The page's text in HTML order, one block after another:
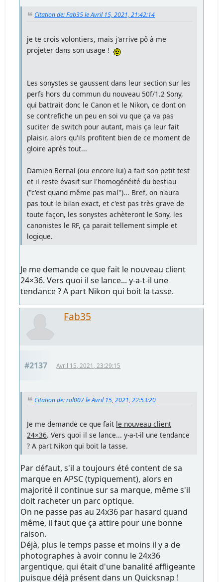
Citation de: Fab35 le Avril 15, 2021, 21:42:14
je te crois volontiers, mais j'arrive pô à me
projeter dans son usage !
Les sonystes se gaussent dans leur section sur les
perfs hors du commun du nouveau 50f/1.2 Sony,
qui battrait donc le Canon et le Nikon, ce dont on
se contrefiche un peu en soi vu que ça va pas
suciter de switch pour autant, mais ça leur fait
plaisir, alors qu'ils profitent bien de ce moment de
gloire après tout...
Damien Bernal (oui encore lui) a fait son petit test
et il reste évasif sur l'homogénéité du bestiau
("c'est quand même pas mal")... Bref, on n'aura
pas tout le bilan exact, et c'est pas très grave de
toute façon, les sonystes achèteront le Sony, les
canonistes le RF, ça parait tellement simple et
logique.
Je me demande ce que fait le nouveau client
24×36. Vers quoi il se lance... y-a-t-il une
tendance ? A part Nikon qui boit la tasse.
Fab35
#2137 Avril 15, 2021, 23:29:15
Citation de: rol007 le Avril 15, 2021, 22:53:20
Je me demande ce que fait le nouveau client
24×36. Vers quoi il se lance... y-a-t-il une tendance
? A part Nikon qui boit la tasse.
Par défaut, s'il a toujours été content de sa
marque en APSC (typiquement), alors en
majorité il continue sur sa marque, même s'il
doit racheter un parc optique.
On ne passe pas au 24x36 par hasard quand
même, il faut que ça attire pour une bonne
raison.
Déjà, plus le temps passe et moins il y a de
photographes à avoir connu le 24x36
argentique, qui était d'une banalité affligeante
puisque déjà présent dans un Quicksnap !